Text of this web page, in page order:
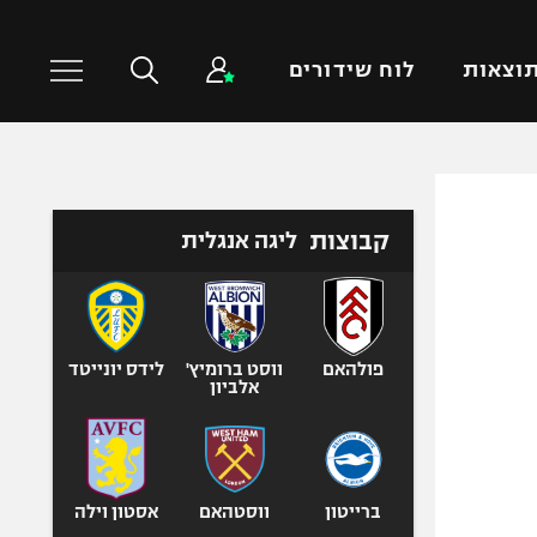
תוצאות לוח שידורים
טניס
כדוריד
כדורעף
שחייה
ג'ודו
אגרוף
ספורט אולימפי
קבוצות ליגה אנגלית
פולהאם
ווסט ברומיץ'
אלביון
לידס יונייטד
ברייטון ווסטהאם אסטון וילה